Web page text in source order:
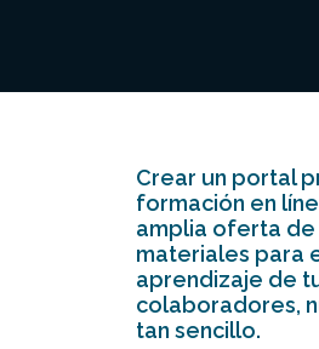
Crear un portal
formación en
amplia oferta de
materiales para
aprendizaje de
colaboradores,
tan sencillo.